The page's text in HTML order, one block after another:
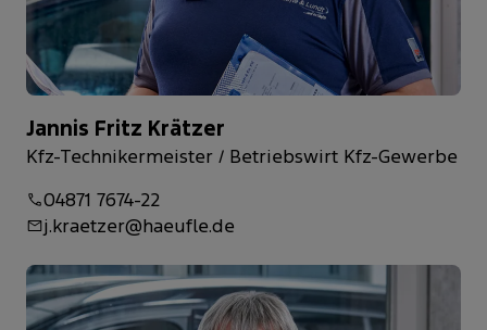
Jannis Fritz Krätzer
Kfz-Technikermeister / Betriebswirt Kfz-Gewerbe
04871 7674-22
j.kraetzer@haeufle.de